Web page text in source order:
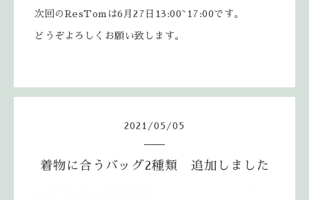
次回のResTomは6月27日13:00~17:00です。
どうぞよろしくお願い致します。
2021 /05 /05
着物に合うバッグ2種類 追加しました